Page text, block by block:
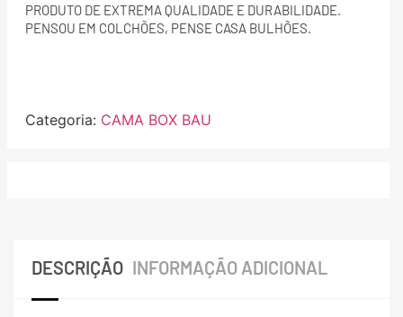
PRODUTO DE EXTREMA QUALIDADE E DURABILIDADE.
PENSOU EM COLCHÕES, PENSE CASA BULHÕES.
Categoria: CAMA BOX BAU
DESCRIÇÃO INFORMAÇÃO ADICIONAL